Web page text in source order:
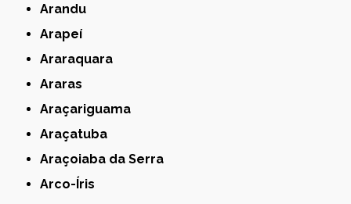
Arandu
Arapeí
Araraquara
Araras
Araçariguama
Araçatuba
Araçoiaba da Serra
Arco-Íris